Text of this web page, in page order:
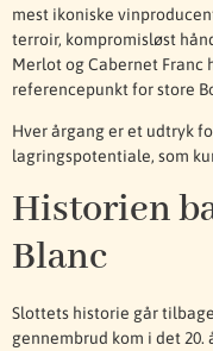
mest ikoniske
terroir, kompromisløst
Merlot og Cabernet Franc
referencepunkt for store
Hver årgang er et udtryk
lagringspotentiale, som
Historien
Blanc
Slottets historie går
gennembrud kom i det 20.